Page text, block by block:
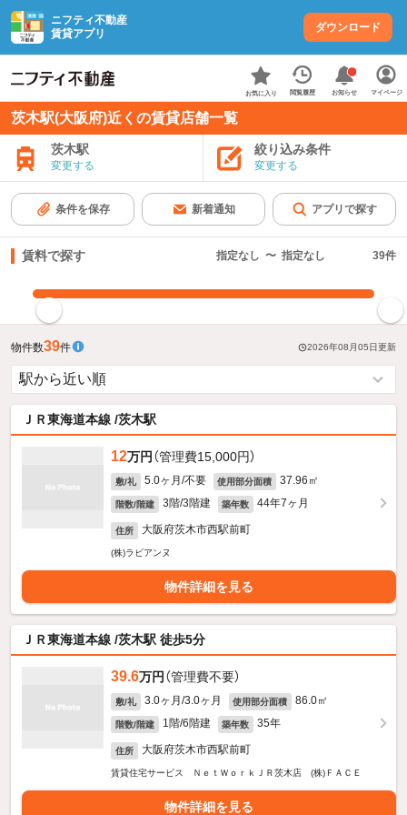
ニフティ不動産
賃貸アプリ
ダウンロード
お気に入り 閲覧履歴 お知らせ マイページ
茨木駅(大阪府)近くの賃貸店舗一覧
茨木駅
変更する
絞り込み条件
変更する
条件を保存 新着通知 アプリで探す
賃料で探す 指定なし 〜 指定なし 39件
物件数39件 2026年08月05日更新
ＪＲ東海道本線 /茨木駅
12万円 （管理費15,000円）
敷/礼 5.0ヶ月/不要 使用部分面積 37.96㎡
階数/階建 3階/3階建 築年数 44年7ヶ月
住所 大阪府茨木市西駅前町
(株)ラビアンヌ
物件詳細を見る
ＪＲ東海道本線 /茨木駅 徒歩5分
39.6万円 （管理費不要）
敷/礼 3.0ヶ月/3.0ヶ月 使用部分面積 86.0㎡
階数/階建 1階/6階建 築年数 35年
住所 大阪府茨木市西駅前町
賃貸住宅サービス ＮｅｔＷｏｒｋＪＲ茨木店 (株)ＦＡＣＥ
物件詳細を見る